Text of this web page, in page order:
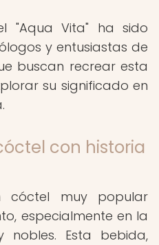
"Aqua Vita" ha sido
y entusiastas de
buscan recrear esta
su significado en
con historia
cóctel muy popular
especialmente en la
Esta bebida,